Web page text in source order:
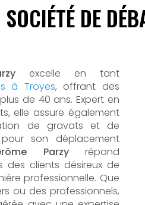
SOCIÉTÉ DE
excelle en tant
à Troyes, offrant des
de 40 ans. Expert en
elle assure également
de gravats et de
son déplacement
Parzyrépond
des clients désireux de
professionnelle. Que
ou des professionnels,